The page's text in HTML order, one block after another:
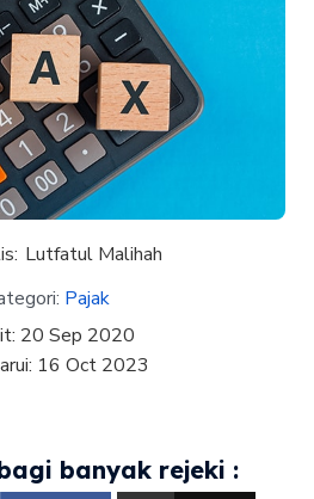
Lutfatul Malihah
Pajak
20 Sep 2020
16 Oct 2023
banyak rejeki :